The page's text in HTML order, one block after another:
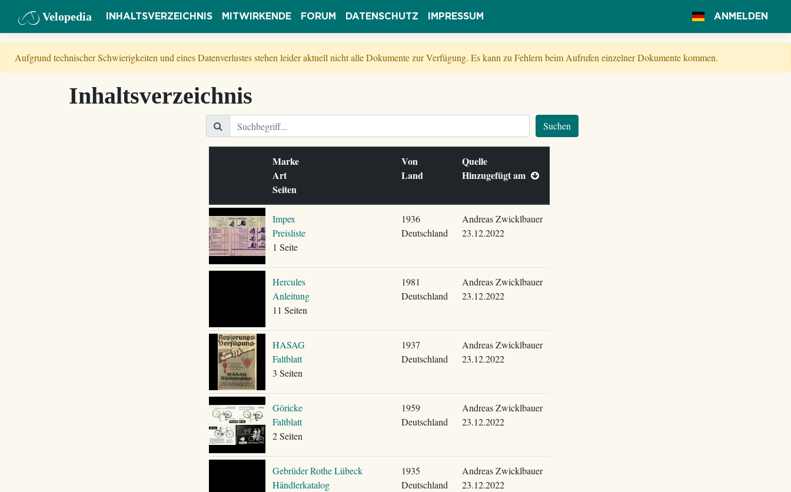
Velopedia INHALTSVERZEICHNIS MITWIRKENDE FORUM DATENSCHUTZ IMPRESSUM ANMELDEN
Aufgrund technischer Schwierigkeiten und eines Datenverlustes stehen leider aktuell nicht alle Dokumente zur Verfügung. Es kann zu Fehlern beim Aufrufen einzelner Dokumente kommen.
Inhaltsverzeichnis
Suchen
Marke
Art
Seiten
Von
Land
Quelle
Hinzugefügt am
Impex
Preisliste
1 Seite
1936
Deutschland
Andreas Zwicklbauer
23.12.2022
Hercules
Anleitung
11 Seiten
1981
Deutschland
Andreas Zwicklbauer
23.12.2022
HASAG
Faltblatt
3 Seiten
1937
Deutschland
Andreas Zwicklbauer
23.12.2022
Göricke
Faltblatt
2 Seiten
1959
Deutschland
Andreas Zwicklbauer
23.12.2022
Gebrüder Rothe Lübeck
Händlerkatalog
1935
Deutschland
Andreas Zwicklbauer
23.12.2022